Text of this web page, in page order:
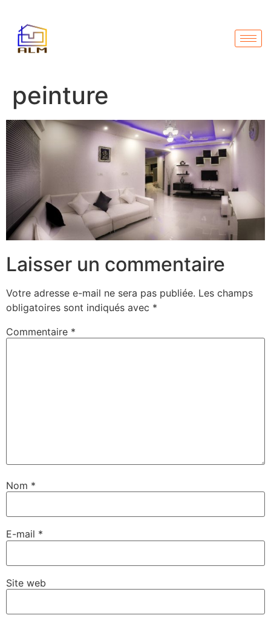
peinture
Laisser un commentaire
Votre adresse e-mail ne sera pas publiée. Les champs
obligatoires sont indiqués avec *
Commentaire *
Nom *
E-mail *
Site web